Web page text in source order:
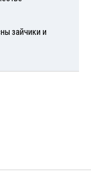
зайчики и